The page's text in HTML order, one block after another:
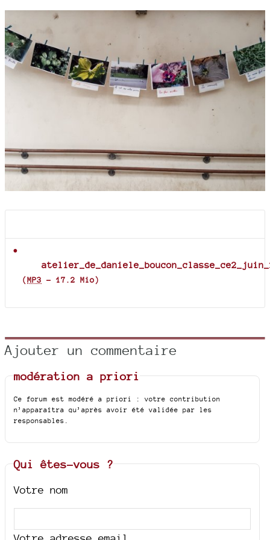
(MP3 - 17.2 Mio)
Ajouter un commentaire
modération a priori
Ce forum est modéré a priori : votre contribution
n’apparaîtra qu’après avoir été validée par les
responsables.
Qui êtes-vous ?
Votre nom